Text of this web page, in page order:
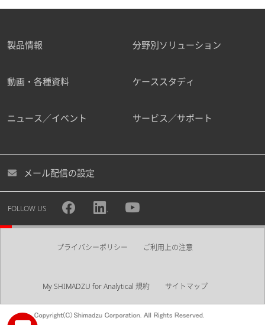
製品情報 分野別ソリューション
動画・各種資料 ケーススタディ
ニュース／イベント サービス／サポート
メール配信の設定
FOLLOW US
プライバシーポリシー ご利用上の注意
My SHIMADZU for Analytical 規約 サイトマップ